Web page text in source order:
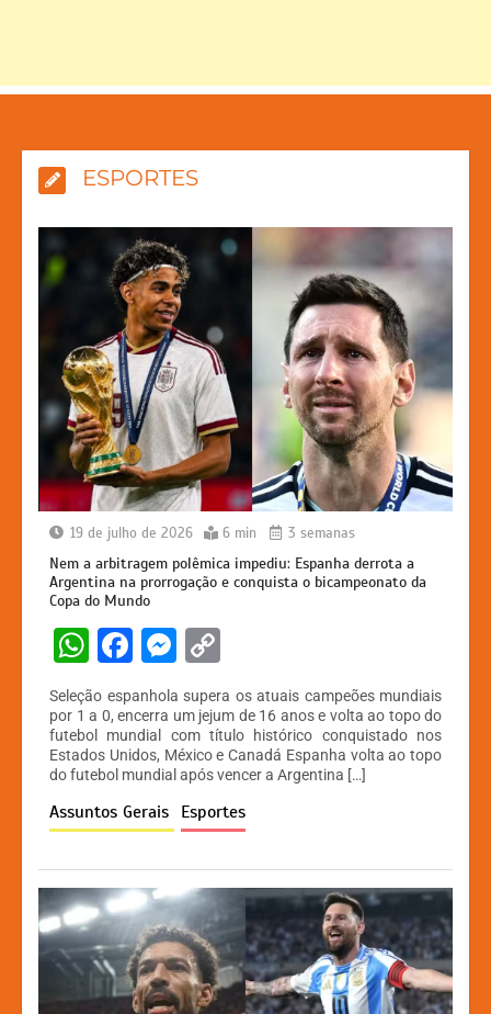
ESPORTES
19 de julho de 2026 6 min 3 semanas
Nem a arbitragem polêmica impediu: Espanha derrota a
Argentina na prorrogação e conquista o bicampeonato da
Copa do Mundo
W
h
at
s
A
p
F
a
c
e
b
o
k
M
s
s
e
n
er
p
y
Li
n
Seleção espanhola supera os atuais campeões mundiais
por 1 a 0, encerra um jejum de 16 anos e volta ao topo do
futebol mundial com título histórico conquistado nos
Estados Unidos, México e Canadá Espanha volta ao topo
do futebol mundial após vencer a Argentina […]
Assuntos Gerais Esportes